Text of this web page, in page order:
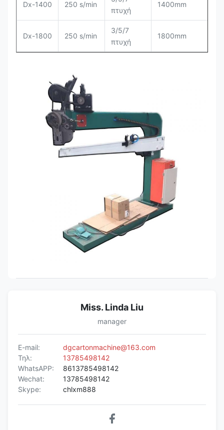
Dx-1400 250 s/min
πτυχή
1400mm
Dx-1800 250 s/min
3/5/7
πτυχή
1800mm
Miss. Linda Liu
manager
E-mail:
dgcartonmachine@163.com
Τηλ:
13785498142
WhatsAPP:
8613785498142
Wechat:
13785498142
Skype:
chlxm888